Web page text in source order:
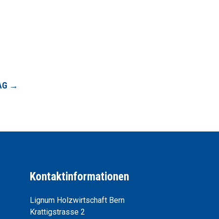
→
Kontaktinformationen
Lignum Holzwirtschaft Bern
Krattigstrasse 2